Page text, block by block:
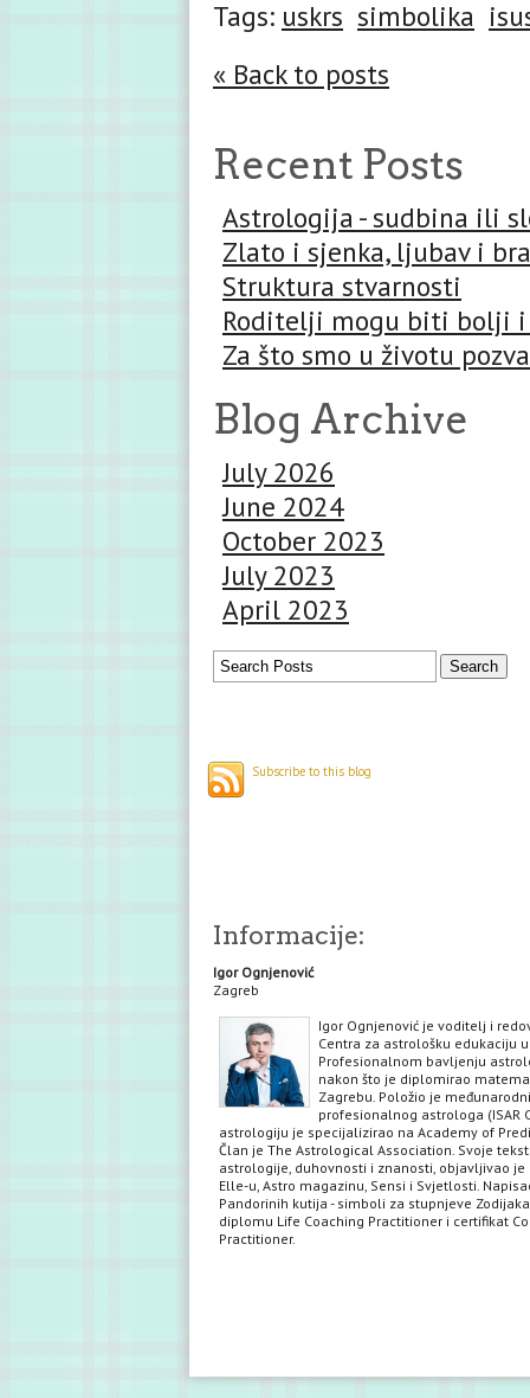
Tags: uskrs simbolika
« Back to posts
Recent Posts
Astrologija - sudbina ili
Zlato i sjenka, ljubav i
Struktura stvarnosti
Roditelji mogu biti bolji
Za što smo u životu
Blog Archive
July 2026
June 2024
October 2023
July 2023
April 2023
Subscribe to this blog
Informacije:
Igor Ognjenović
Zagreb
Igor Ognjenović je voditelj i
Centra za astrološku edukaciju
Profesionalnom bavljenju
nakon što je diplomirao
Zagrebu. Položio je
profesionalnog astrologa (ISAR
astrologiju je specijalizirao na Academy of
Član je The Astrological Association. Svoje
astrologije, duhovnosti i znanosti, objavljivao je
Elle-u, Astro magazinu, Sensi i Svjetlosti.
Pandorinih kutija - simboli za stupnjeve
diplomu Life Coaching Practitioner i certifikat
Practitioner.